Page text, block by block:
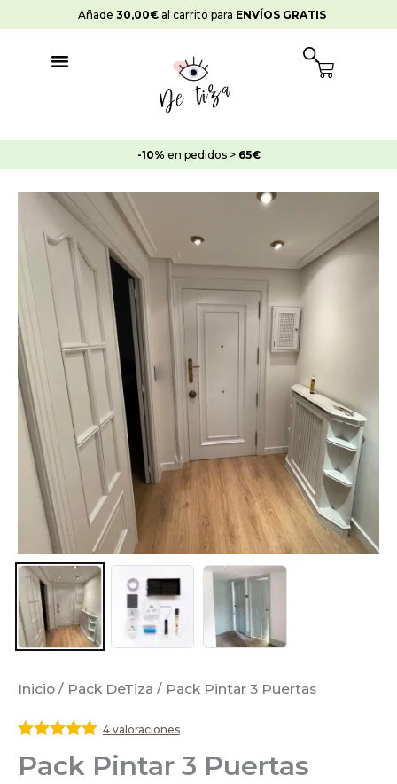
al
Añade 30,00€ al carrito para ENVÍOS GRATIS
Cart
-10% en pedidos > 65€
Inicio / Pack DeTiza / Pack Pintar 3 Puertas
con5de 5
4 valoraciones
Pack Pintar 3 Puertas
Pack
Puertas
cantidad